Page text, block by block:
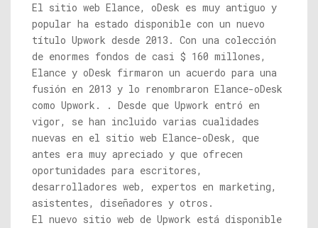
El sitio web Elance, oDesk es muy antiguo y
popular ha estado disponible con un nuevo
título Upwork desde 2013. Con una colección
de enormes fondos de casi $ 160 millones,
Elance y oDesk firmaron un acuerdo para una
fusión en 2013 y lo renombraron Elance-oDesk
como Upwork. . Desde que Upwork entró en
vigor, se han incluido varias cualidades
nuevas en el sitio web Elance-oDesk, que
antes era muy apreciado y que ofrecen
oportunidades para escritores,
desarrolladores web, expertos en marketing,
asistentes, diseñadores y otros.
El nuevo sitio web de Upwork está disponible